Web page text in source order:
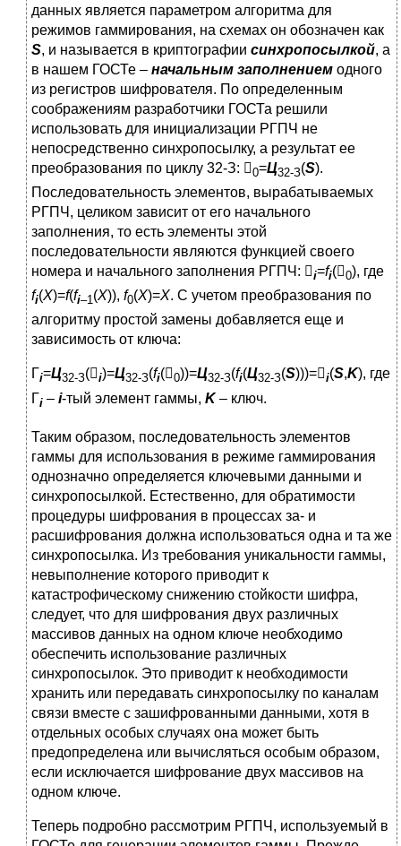
данных является параметром алгоритма для
режимов гаммирования, на схемах он обозначен как
S, и называется в криптографии синхропосылкой, а
в нашем ГОСТе – начальным заполнением одного
из регистров шифрователя. По определенным
соображениям разработчики ГОСТа решили
использовать для инициализации РГПЧ не
непосредственно синхропосылку, а результат ее
преобразования по циклу 32-З: 0=Ц32-З(S).
Последовательность элементов, вырабатываемых
РГПЧ, целиком зависит от его начального
заполнения, то есть элементы этой
последовательности являются функцией своего
номера и начального заполнения РГПЧ: i=fi(0), где
fi(X)=f(fi–1(X)), f0(X)=X. С учетом преобразования по
алгоритму простой замены добавляется еще и
зависимость от ключа:
Гi=Ц32-З(i)=Ц32-З(fi(0))=Ц32-З(fi(Ц32-З(S)))=i(S,K), где
Гi – i-тый элемент гаммы, K– ключ.
Таким образом, последовательность элементов
гаммы для использования в режиме гаммирования
однозначно определяется ключевыми данными и
синхропосылкой. Естественно, для обратимости
процедуры шифрования в процессах за- и
расшифрования должна использоваться одна и та же
синхропосылка. Из требования уникальности гаммы,
невыполнение которого приводит к
катастрофическому снижению стойкости шифра,
следует, что для шифрования двух различных
массивов данных на одном ключе необходимо
обеспечить использование различных
синхропосылок. Это приводит к необходимости
хранить или передавать синхропосылку по каналам
связи вместе с зашифрованными данными, хотя в
отдельных особых случаях она может быть
предопределена или вычисляться особым образом,
если исключается шифрование двух массивов на
одном ключе.
Теперь подробно рассмотрим РГПЧ, используемый в